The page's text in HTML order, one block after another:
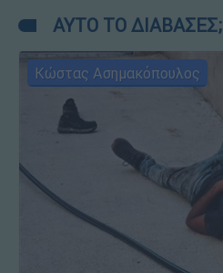
ΑΥΤΟ ΤΟ ΔΙΑΒΑΣΕΣ;
Κώστας Ασημακόπουλος